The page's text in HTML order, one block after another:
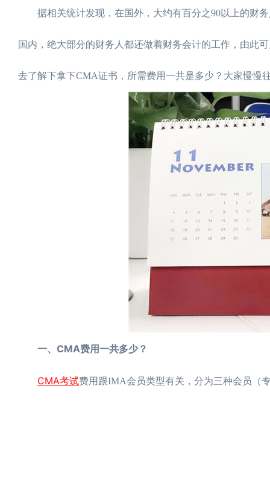
据相关统计发现，在国外，大约有百分之90以上的财务
国内，绝大部分的财务人都还做着财务会计的工作，由此
去了解下拿下CMA证书，所需费用一共是多少？大家慢慢
一、CMA费用一共多少？
CMA考试费用跟IMA会员类型有关，分为三种会员（